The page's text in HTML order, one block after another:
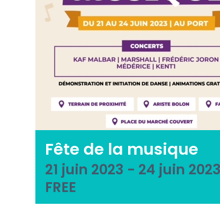
Fête de la musique
21 juin 2023 - 24 juin
FREE